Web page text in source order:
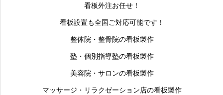
看板外注お任せ！
看板設置も全国ご対応可能です！
整体院・整骨院の看板製作
塾・個別指導塾の看板製作
美容院・サロンの看板製作
マッサージ・リラクゼーション店の看板製作